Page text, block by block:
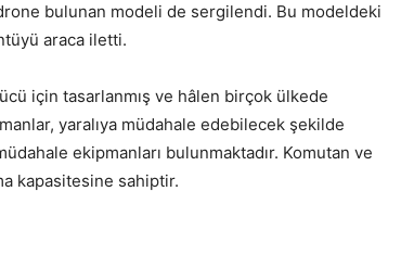
bulunan modeli de sergilendi. Bu modeldeki
araca iletti.
için tasarlanmış ve hâlen birçok ülkede
yaralıya müdahale edebilecek şekilde
ekipmanları bulunmaktadır. Komutan ve
kapasitesine sahiptir.